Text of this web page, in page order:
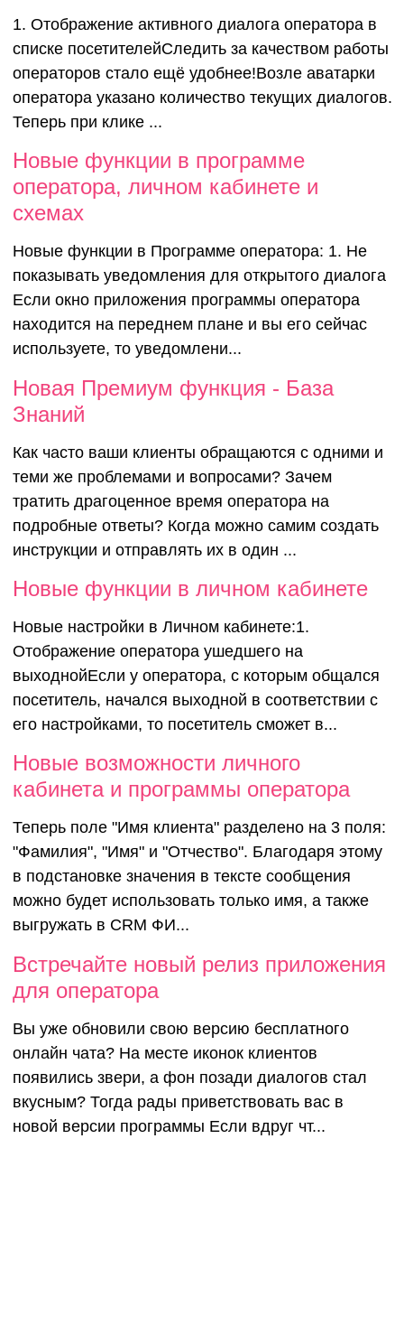
1. Отображение активного диалога оператора в
списке посетителейСледить за качеством работы
операторов стало ещё удобнее!Возле аватарки
оператора указано количество текущих диалогов.
Теперь при клике ...
Новые функции в программе
оператора, личном кабинете и
схемах
Новые функции в Программе оператора: 1. Не
показывать уведомления для открытого диалога
Если окно приложения программы оператора
находится на переднем плане и вы его сейчас
используете, то уведомлени...
Новая Премиум функция - База
Знаний
Как часто ваши клиенты обращаются с одними и
теми же проблемами и вопросами? Зачем
тратить драгоценное время оператора на
подробные ответы? Когда можно самим создать
инструкции и отправлять их в один ...
Новые функции в личном кабинете
Новые настройки в Личном кабинете:1.
Отображение оператора ушедшего на
выходнойЕсли у оператора, с которым общался
посетитель, начался выходной в соответствии с
его настройками, то посетитель сможет в...
Новые возможности личного
кабинета и программы оператора
Теперь поле "Имя клиента" разделено на 3 поля:
"Фамилия", "Имя" и "Отчество". Благодаря этому
в подстановке значения в тексте сообщения
можно будет использовать только имя, а также
выгружать в CRM ФИ...
Встречайте новый релиз приложения
для оператора
Вы уже обновили свою версию бесплатного
онлайн чата? На месте иконок клиентов
появились звери, а фон позади диалогов стал
вкусным? Тогда рады приветствовать вас в
новой версии программы Если вдруг чт...